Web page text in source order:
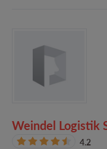
Weindel Logistik
4.2